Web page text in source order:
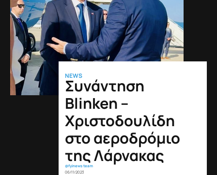
NEWS
Συνάντηση
Blinken –
Χριστοδουλίδη
στο αεροδρόμιο
της Λάρνακας
@fyinews team
06/11/2023